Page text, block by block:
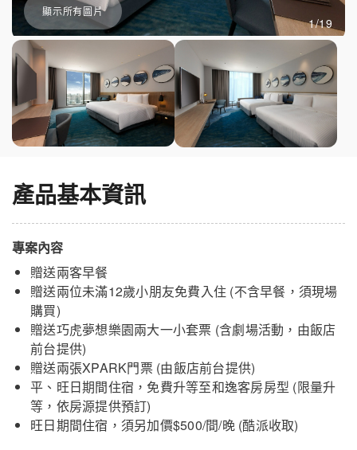
顯示所有圖片
1/19
產品基本資訊
專案內容
贈送兩客早餐
贈送兩位未滿12歲小朋友免費入住 (不含早餐，須現場
購買)
贈送巧虎夢想樂園兩大一小套票 (含劇場活動，由飯店
前台提供)
贈送兩張XPARK門票 (由飯店前台提供)
平、旺日期間住宿，免費升等至和逸客房房型 (限量升
等，依房源提供預訂)
旺日期間住宿，須另加價$500/間/晚 (酷派收取)